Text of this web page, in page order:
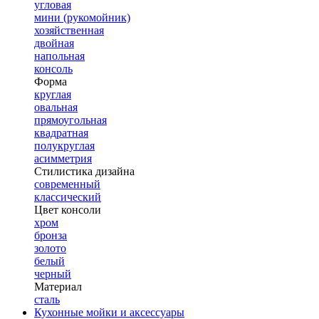
угловая
мини (рукомойник)
хозяйственная
двойная
напольная
консоль
Форма
круглая
овальная
прямоугольная
квадратная
полукруглая
асимметрия
Стилистика дизайна
современный
классический
Цвет консоли
хром
бронза
золото
белый
черный
Материал
сталь
Кухонные мойки и аксессуары